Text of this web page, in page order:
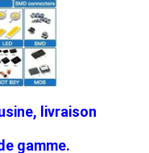
livraison
gamme.